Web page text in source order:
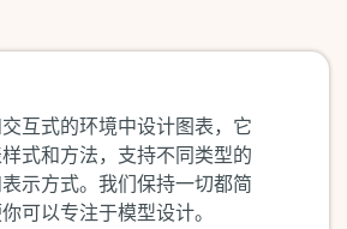
互式的环境中设计图表，它
式和方法，支持不同类型的
示方式。我们保持一切都简
可以专注于模型设计。